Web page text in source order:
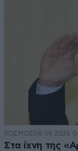
ΚΟΣΜΟΣ08·08·2026
Στα ίχνη της